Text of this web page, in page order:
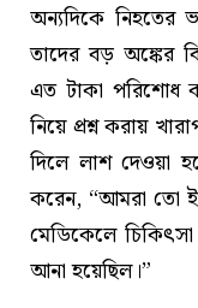
অন্যদিকে
তাদের বড় অঙ্কের
এত টাকা পরিশোধ
নিয়ে প্রশ্ন করায়
দিলে লাশ দেওয়া
করেন, “আমরা তো
মেডিকেলে
আনা হয়েছিল।”